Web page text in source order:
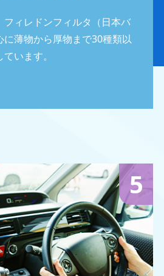
フィレドンフィルタ（日本バ
に薄物から厚物まで30種類以
います。
5